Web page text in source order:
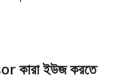
কারা ইউজ করতে